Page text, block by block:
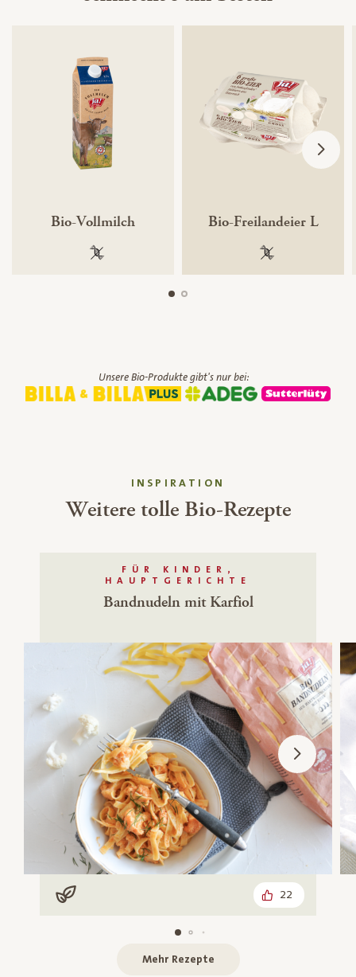
Bio-Vollmilch
100 % gentechnikfrei
Bio-Freilandeier L
100 %
Unsere Bio-Produkte gibt's nur bei:
INSPIRATION
Weitere tolle Bio-Rezepte
FÜR KINDER,
HAUPTGERICHTE
Bandnudeln mit Karfiol
Vegan 22
Mehr Rezepte